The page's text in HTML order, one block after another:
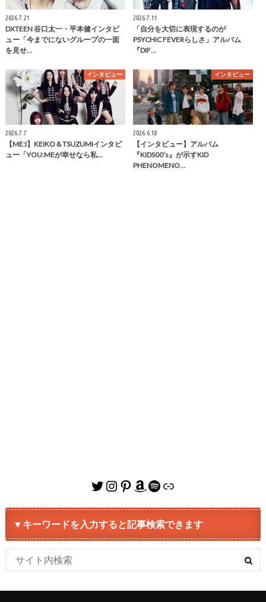
2026.7.21
DXTEEN 谷口太一・平本健インタビ
ュー「今までにないグループの一面
を見せ…
2026.7.11
「自分を大切に表現するのが
PSYCHIC FEVERらしさ」アルバム
『DIF…
インタビュー
2026.7.7
【ME:I】KEIKO＆TSUZUMIインタビ
ュー「YOU:MEが幸せなら私…
インタビュー
2026.6.18
【インタビュー】アルバム
『KIDS00’s』が示すKID
PHENOMENO…
Twitter
Instagram
Pinterest
Amazon
Spotify
リンク
▼キーワードを入力すると記事検索できます